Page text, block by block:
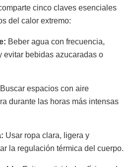
cinco claves esenciales
del calor extremo:
Beber agua con frecuencia,
evitar bebidas azucaradas o
Buscar espacios con aire
durante las horas más intensas
Usar ropa clara, ligera y
la regulación térmica del cuerpo.